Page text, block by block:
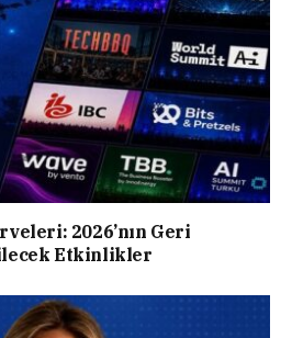
2026’nın Geri
Etkinlikler